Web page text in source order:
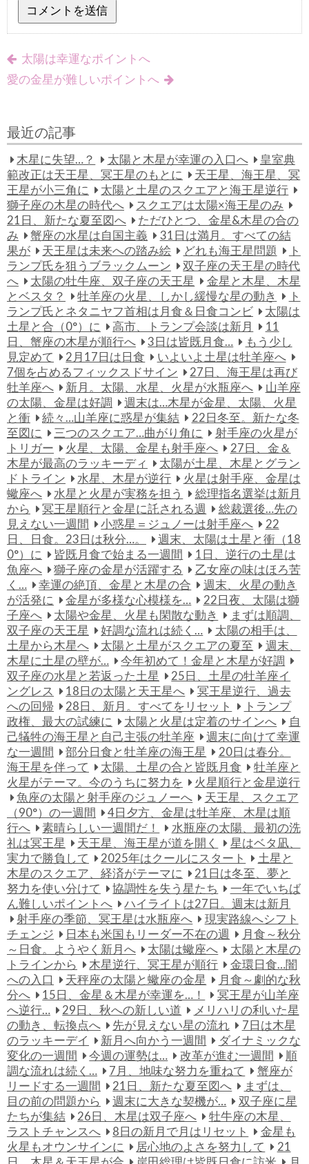
太陽は幸運なポイントへ
愛の金星が難しいポイントへ
最近の記事
木星に失望…？ 太陽と木星が幸運の入口へ
皇室典
範改正は天王星、冥王星のもとに
天王星、海王星、冥
王星が小三角に
太陽と土星のスクエアと海王星逆行
獅子座の木星の時代へ
スクエアは太陽×海王星のみ
21日、新たな夏至図へ
ただひとつ、金星&木星の合の
み
蟹座の水星は自国主義
31日は満月。すべての結
果が
天王星は未来への踏み絵 どれも海王星問題
ト
ランプ氏を狙うブラックムーン
双子座の天王星の時代
へ
太陽の牡牛座、双子座の天王星
金星と木星、木星
とベスタ？
牡羊座の火星、しかし緩慢な星の動き
ト
ランプ氏とネタニヤフ首相は月食＆日食コンビ
太陽は
土星と合（0°）に
高市、トランプ会談は新月
11
日、蟹座の木星が順行へ
3日は皆既月食…
もう少し
見定めて
2月17日は日食
いよいよ土星は牡羊座へ
7個を占めるフィックスドサイン
27日、海王星は再び
牡羊座へ
新月。太陽、水星、火星が水瓶座へ
山羊座
の太陽、金星は好調
週末は…木星が金星、太陽、火星
と衝
続々…山羊座に惑星が集結
22日冬至。新たな冬
至図に
三つのスクエア…曲がり角に
射手座の火星が
トリガー
火星、太陽、金星も射手座へ
27日、金＆
木星が最高のラッキーディ
太陽が土星、木星とグラン
ドトライン
水星、木星が逆行
火星は射手座、金星は
蠍座へ
水星と火星が実務を担う
総理指名選挙は新月
から
冥王星順行と金星に託される週
総裁選後…先の
見えない一週間
小惑星＝ジュノーは射手座へ
22
日、日食。23日は秋分…。
週末、太陽は土星と衝（18
0°）に
皆既月食で始まる一週間
1日、逆行の土星は
魚座へ
獅子座の金星が活躍する
乙女座の味はほろ苦
く…
幸運の絶頂、金星と木星の合
週末、火星の動き
が活発に
金星が多様な心模様を…
22日夜、太陽は獅
子座へ
太陽や金星、火星も閑散な動き
まずは順調、
双子座の天王星
好調な流れは続く…
太陽の相手は、
土星から木星へ
太陽と土星がスクエアの夏至
週末、
木星に土星の壁が…
今年初めて！金星と木星が好調
双子座の水星と若返った土星
25日、土星の牡羊座イ
ングレス
18日の太陽と天王星へ
冥王星逆行、過去
への回帰
28日、新月。すべてをリセット
トランプ
政権、最大の試練に
太陽と火星は定着のサインへ
自
己犠牲の海王星と自己主張の牡羊座
週末に向けて幸運
な一週間
部分日食と牡羊座の海王星
20日は春分。
海王星を伴って
太陽、土星の合と皆既月食
牡羊座と
火星がテーマ。今のうちに努力を
火星順行と金星逆行
魚座の太陽と射手座のジュノーへ
天王星、スクエア
（90°）の一週間
4日夕方、金星は牡羊座、木星は順
行へ
素晴らしい一週間だ！
水瓶座の太陽、最初の洗
礼は冥王星
天王星、海王星が道を開く
星はベタ凪、
実力で勝負して
2025年はクールにスタート
土星と
木星のスクエア、経済がテーマに
21日は冬至、夢と
努力を使い分けて
協調性を失う星たち
一年でいちば
ん難しいポイントへ
ハイライトは27日。週末は新月
射手座の季節、冥王星は水瓶座へ
現実路線へシフト
チェンジ
日本も米国もリーダー不在の週
月食～秋分
～日食。ようやく新月へ
太陽は蠍座へ
太陽と木星の
トラインから
木星逆行、冥王星が順行
金環日食…闇
への入口
天秤座の太陽と蠍座の金星
月食～劇的な秋
分へ
15日、金星＆木星が幸運を…！
冥王星が山羊座
へ逆行…
29日、秋への新しい道
メリハリの利いた星
の動き、転換点へ
先が見えない星の流れ
7日は木星
のラッキーデイ
新月へ向かう一週間
ダイナミックな
変化の一週間
今週の運勢は… 改革が進む一週間
順
調な流れは続く…
7月、地味な努力を重ねて
蟹座が
リードする一週間
21日、新たな夏至図へ
まずは、
目の前の問題から
週末に大きな契機が…
双子座に星
たちが集結
26日、木星は双子座へ
牡牛座の木星、
ラストチャンスへ
8日の新月で月はリセット
金星も
火星もオウンサインに
居心地のよさを努力して
21